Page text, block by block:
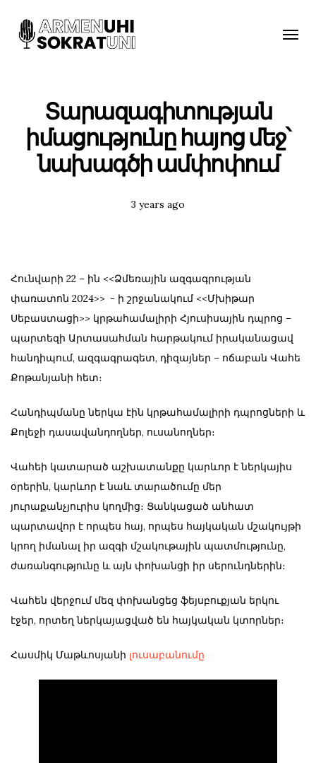
Toggle
Տարազագիտության
իմացությունը հայոց մեջ՝
նախագծի ամփոփում
Posted
3 years ago
Հունվարի 22 – ին <<Ձմեռային ազգագրության
փառատոն 2024>> - ի շրջանակում <<Մխիթար
Սեբաստացի>> կրթահամալիրի Հյուսիսային դպրոց –
պարտեզի Արտասահման հարթակում իրականացավ
հանդիպում, ազգագրագետ, դիզայներ – ոճաբան Վահե
Քոթանյանի հետ։
Հանդիպմանը ներկա էին կրթահամալիրի դպրոցների և
Քոլեջի դասավանդողներ, ուսանողներ։
Վահեի կատարած աշխատանքը կարևոր է ներկայիս
օրերին, կարևոր է նաև տարածումը մեր
յուրաքանչյուրիս կողմից։ Ցանկացած անհատ
պարտավոր է որպես հայ, որպես հայկական մշակույթի
կրող իմանալ իր ազգի մշակութային պատմությունը,
ժառանգությունը և այն փոխանցի իր սերունդներին։
Վահեն վերջում մեզ փոխանցեց ֆեյսբուքյան երկու
էջեր, որտեղ ներկայացված են հայկական կտորներ։
Հասմիկ Մաթևոսյանի լուսաբանումը